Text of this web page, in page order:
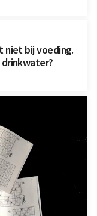
niet bij voeding.